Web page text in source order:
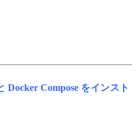
Docker Compose をインスト